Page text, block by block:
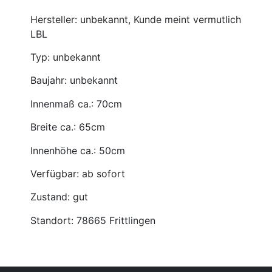
Hersteller: unbekannt, Kunde meint vermutlich
LBL
Typ: unbekannt
Baujahr: unbekannt
Innenmaß ca.: 70cm
Breite ca.: 65cm
Innenhöhe ca.: 50cm
Verfügbar: ab sofort
Zustand: gut
Standort: 78665 Frittlingen